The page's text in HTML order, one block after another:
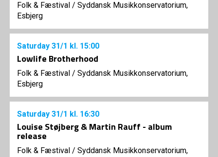
Folk & Fæstival / Syddansk Musikkonservatorium,
Esbjerg
Saturday 31/1 kl. 15:00
Lowlife Brotherhood
Folk & Fæstival / Syddansk Musikkonservatorium,
Esbjerg
Saturday 31/1 kl. 16:30
Louise Støjberg & Martin Rauff - album
release
Folk & Fæstival / Syddansk Musikkonservatorium,